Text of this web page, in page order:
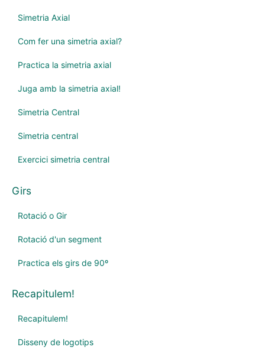
Simetria Axial
Com fer una simetria axial?
Practica la simetria axial
Juga amb la simetria axial!
Simetria Central
Simetria central
Exercici simetria central
Girs
Rotació o Gir
Rotació d'un segment
Practica els girs de 90º
Recapitulem!
Recapitulem!
Disseny de logotips